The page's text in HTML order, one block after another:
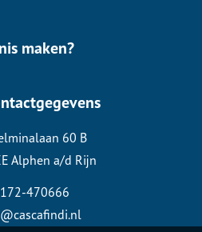
maken?
60 B
Alphen a/d Rijn
470666